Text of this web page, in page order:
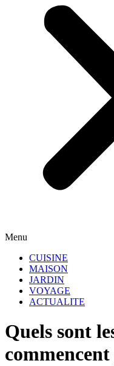
Menu
CUISINE
MAISON
JARDIN
VOYAGE
ACTUALITE
Quels sont